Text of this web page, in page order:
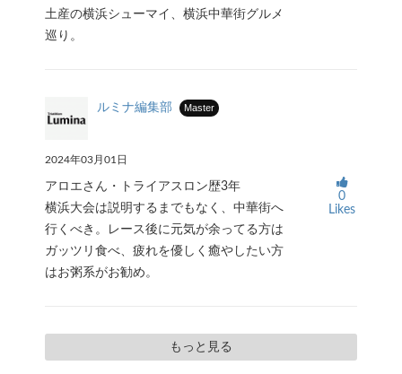
土産の横浜シューマイ、横浜中華街グルメ
巡り。
ルミナ編集部 Master
2024年03月01日
アロエさん・トライアスロン歴3年
横浜大会は説明するまでもなく、中華街へ
行くべき。レース後に元気が余ってる方は
ガッツリ食べ、疲れを優しく癒やしたい方
はお粥系がお勧め。
0
Likes
もっと見る